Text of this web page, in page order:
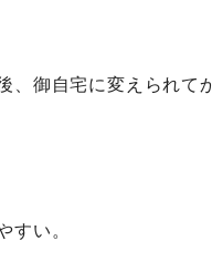
御自宅に変えられて
すい。